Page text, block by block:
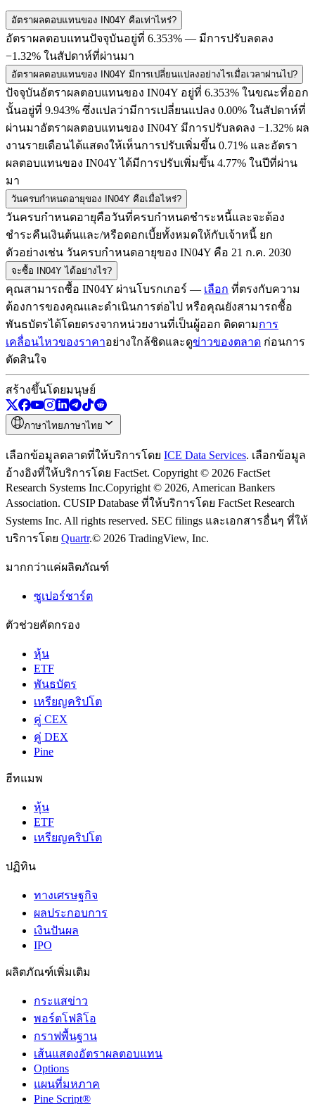
อัตราผลตอบแทนของ IN04Y คือเท่าไหร่?
อัตราผลตอบแทนปัจจุบันอยู่ที่ 6.353% — มีการปรับลดลง
−1.32% ในสัปดาห์ที่ผ่านมา
อัตราผลตอบแทนของ IN04Y มีการเปลี่ยนแปลงอย่างไรเมื่อเวลาผ่านไป?
ปัจจุบันอัตราผลตอบแทนของ IN04Y อยู่ที่ 6.353% ในขณะที่ออก
นั้นอยู่ที่ 9.943% ซึ่งแปลว่ามีการเปลี่ยนแปลง 0.00% ในสัปดาห์ที่
ผ่านมาอัตราผลตอบแทนของ IN04Y มีการปรับลดลง −1.32% ผล
งานรายเดือนได้แสดงให้เห็นการปรับเพิ่มขึ้น 0.71% และอัตรา
ผลตอบแทนของ IN04Yได้มีการปรับเพิ่มขึ้น 4.77% ในปีที่ผ่าน
มา
วันครบกำหนดอายุของ IN04Y คือเมื่อไหร่?
วันครบกำหนดอายุคือวันที่ครบกำหนดชำระหนี้และจะต้อง
ชำระคืนเงินต้นและ/หรือดอกเบี้ยทั้งหมดให้กับเจ้าหนี้ ยก
ตัวอย่างเช่น วันครบกำหนดอายุของ IN04Y คือ 21 ก.ค. 2030
จะซื้อ IN04Y ได้อย่างไร?
คุณสามารถซื้อ IN04Y ผ่านโบรกเกอร์ — เลือก ที่ตรงกับความ
ต้องการของคุณและดำเนินการต่อไป หรือคุณยังสามารถซื้อ
พันธบัตรได้โดยตรงจากหน่วยงานที่เป็นผู้ออก ติดตามการ
เคลื่อนไหวของราคาอย่างใกล้ชิดและดูข่าวของตลาด ก่อนการ
ตัดสินใจ
สร้างขึ้นโดยมนุษย์
ภาษาไทยภาษาไทย
เลือกข้อมูลตลาดที่ให้บริการโดย ICE Data Services. เลือกข้อมูล
อ้างอิงที่ให้บริการโดย FactSet. Copyright © 2026 FactSet
Research Systems Inc.Copyright © 2026, American Bankers
Association. CUSIP Database ที่ให้บริการโดย FactSet Research
Systems Inc. All rights reserved. SEC filings และเอกสารอื่นๆ ที่ให้
บริการโดย Quartr.© 2026 TradingView, Inc.
มากกว่าแค่ผลิตภัณฑ์
ซูเปอร์ชาร์ต
ตัวช่วยคัดกรอง
หุ้น
ETF
พันธบัตร
เหรียญคริปโต
คู่ CEX
คู่ DEX
Pine
ฮีทแมพ
หุ้น
ETF
เหรียญคริปโต
ปฏิทิน
ทางเศรษฐกิจ
ผลประกอบการ
เงินปันผล
IPO
ผลิตภัณฑ์เพิ่มเติม
กระแสข่าว
พอร์ตโฟลิโอ
กราฟพื้นฐาน
เส้นแสดงอัตราผลตอบแทน
Options
แผนที่มหภาค
Pine Script®